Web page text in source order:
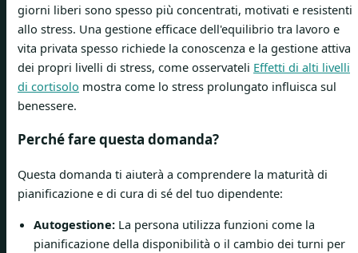
giorni liberi sono spesso più concentrati, motivati ​​e resistenti
allo stress. Una gestione efficace dell'equilibrio tra lavoro e
vita privata spesso richiede la conoscenza e la gestione attiva
dei propri livelli di stress, come osservateli Effetti di alti livelli
di cortisolo mostra come lo stress prolungato influisca sul
benessere.
Perché fare questa domanda?
Questa domanda ti aiuterà a comprendere la maturità di
pianificazione e di cura di sé del tuo dipendente:
Autogestione: La persona utilizza funzioni come la
pianificazione della disponibilità o il cambio dei turni per